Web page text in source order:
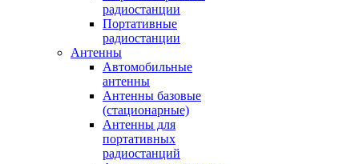
радиостанции
Портативные
радиостанции
Антенны
Автомобильные
антенны
Антенны базовые
(стационарные)
Антенны для
портативных
радиостанций